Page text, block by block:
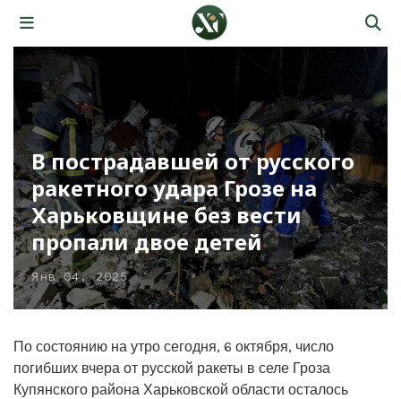
В пострадавшей от русского
ракетного удара Грозе на
Харьковщине без вести
пропали двое детей
Янв 04, 2025
По состоянию на утро сегодня, 6 октября, число
погибших вчера от русской ракеты в селе Гроза
Купянского района Харьковской области осталось